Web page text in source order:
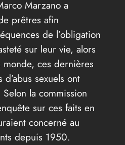
Marzano a
prêtres afin
de l’obligation
sur leur vie, alors
ces dernières
sexuels ont
Selon la commission
sur ces faits en
concerné au
depuis 1950.